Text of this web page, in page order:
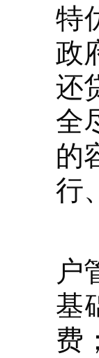
特
政
还
全
的
行
户
基
费